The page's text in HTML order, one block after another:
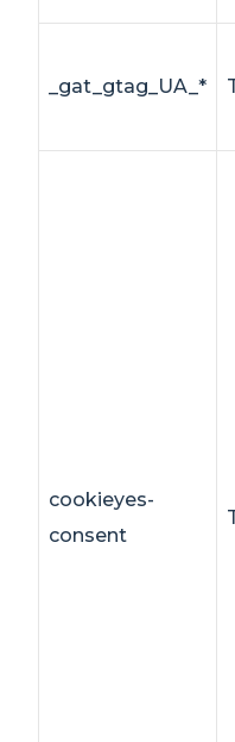
_gat_gtag_UA_*
cookieyes-
consent